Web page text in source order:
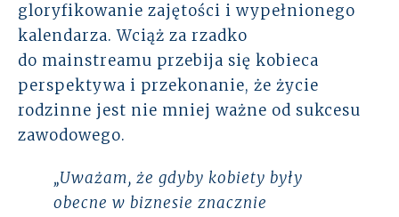
gloryfikowanie zajętości i wypełnionego
kalendarza. Wciąż za rzadko
do mainstreamu przebija się kobieca
perspektywa i przekonanie, że życie
rodzinne jest nie mniej ważne od sukcesu
zawodowego.
„Uważam, że gdyby kobiety były
obecne w biznesie znacznie